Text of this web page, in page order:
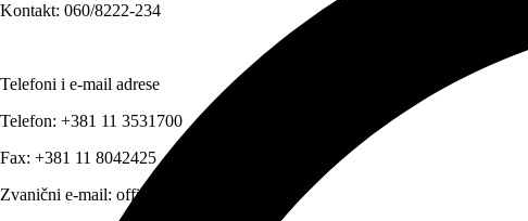
Kontakt: 060/8222-234
Telefoni i e-mail adrese
Telefon: +381 11 3531700
Fax: +381 11 8042425
Zvanični e-mail: office@maktrade.rs